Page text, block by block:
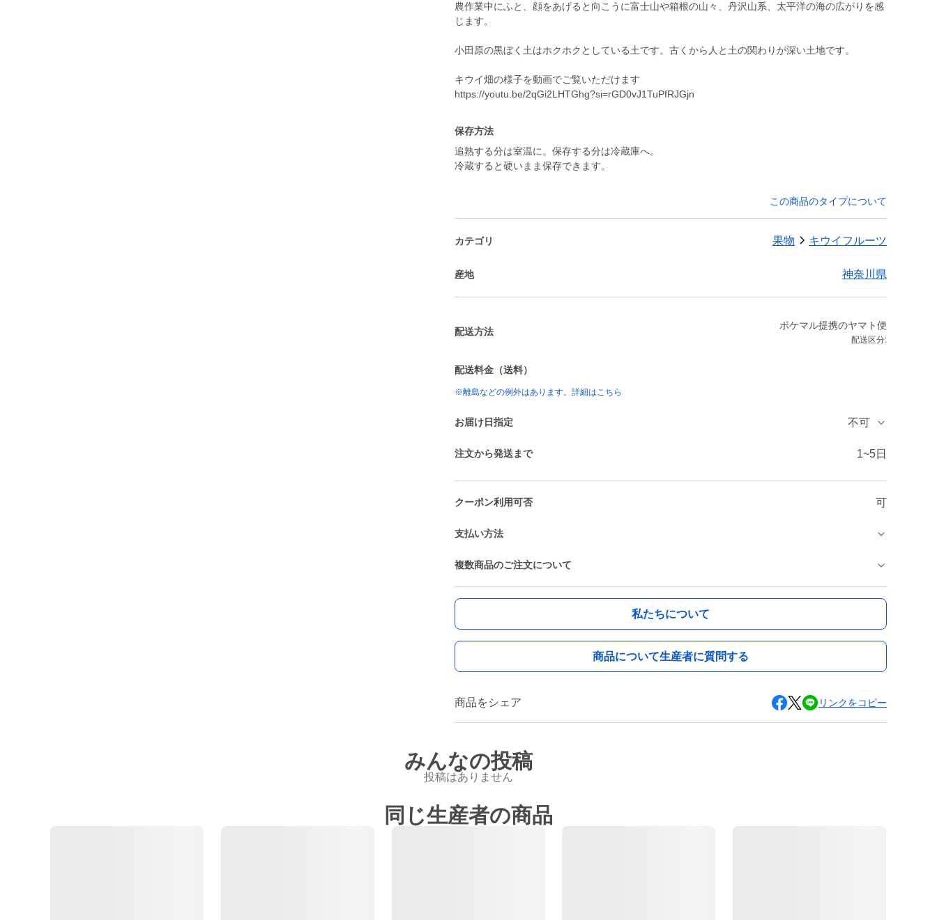
農作業中にふと、顔をあげると向こうに富士山や箱根の山々、丹沢山系、太平洋の海の広がりを感
じます。
小田原の黒ぼく土はホクホクとしている土です。古くから人と土の関わりが深い土地です。
キウイ畑の様子を動画でご覧いただけます
https://youtu.be/2qGi2LHTGhg?si=rGD0vJ1TuPfRJGjn
保存方法
追熟する分は室温に。保存する分は冷蔵庫へ。
冷蔵すると硬いまま保存できます。
この商品のタイプについて
カテゴリ 果物 キウイフルーツ
産地 神奈川県
配送方法
ポケマル提携のヤマト便
配送区分:
配送料金（送料）
※離島などの例外はあります。詳細はこちら
お届け日指定 不可
注文から発送まで 1~5日
クーポン利用可否 可
支払い方法
複数商品のご注文について
私たちについて
商品について生産者に質問する
商品をシェア リンクをコピー
みんなの投稿
投稿はありません
同じ生産者の商品